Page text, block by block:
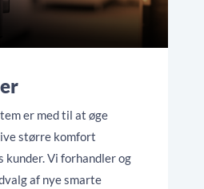
er med til at øge
større komfort
kunder. Vi forhandler og
af nye smarte